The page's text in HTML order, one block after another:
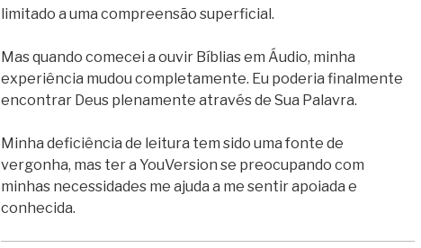
limitado a uma compreensão superficial.
Mas quando comecei a ouvir Bíblias em Áudio, minha
experiência mudou completamente. Eu poderia finalmente
encontrar Deus plenamente através de Sua Palavra.
Minha deficiência de leitura tem sido uma fonte de
vergonha, mas ter a YouVersion se preocupando com
minhas necessidades me ajuda a me sentir apoiada e
conhecida.